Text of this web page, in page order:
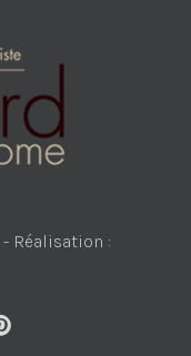
- Réalisation :